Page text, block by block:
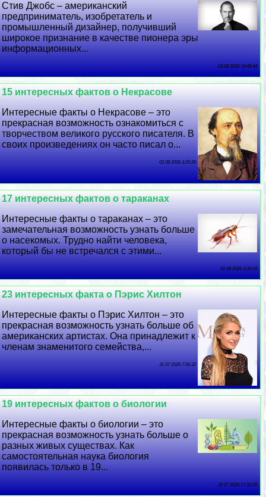
Стив Джобс – американский
предприниматель, изобретатель и
промышленный дизайнер, получивший
широкое признание в качестве пионера эры
информационных...
03 08 2026 19:48:44
15 интересных фактов о Некрасове
Интересные факты о Некрасове – это
прекрасная возможность ознакомиться с
творчеством великого русского писателя. В
своих произведениях он часто писал о...
02 08 2026 3:20:26
17 интересных фактов о таpaканах
Интересные факты о таpaканах – это
замечательная возможность узнать больше
о насекомых. Трудно найти человека,
который бы не встречался с этими...
01 08 2026 3:35:19
23 интересных факта о Пэрис Хилтон
Интересные факты о Пэрис Хилтон – это
прекрасная возможность узнать больше об
американских артистах. Она принадлежит к
члeнам знаменитого семейства,...
31 07 2026 7:56:32
19 интересных фактов о биологии
Интересные факты о биологии – это
прекрасная возможность узнать больше о
разных живых существах. Как
самостоятельная наука биология
появилась только в 19...
30 07 2026 17:10:35